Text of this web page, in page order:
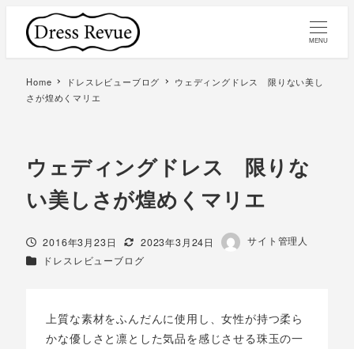
MENU
Home ドレスレビューブログ
ウェディングドレス 限りない美し
さが煌めくマリエ
ウェディングドレス 限りな
い美しさが煌めくマリエ
投稿日
2016年3月23日 更新日
2023年3月24日
著
サイト管理人
カテゴリー
ドレスレビューブログ
上質な素材をふんだんに使用し、女性が持つ柔ら
かな優しさと凛とした気品を感じさせる珠玉の一